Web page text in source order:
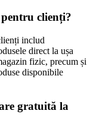
clienți?
includ
direct la ușa
fizic, precum și
disponibile
gratuită la